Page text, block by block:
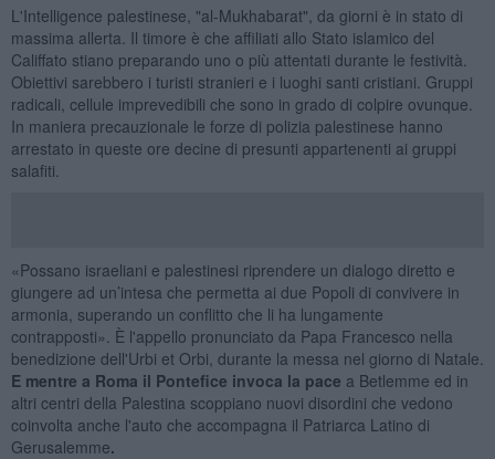
L'Intelligence palestinese, "al-Mukhabarat", da giorni è in stato di
massima allerta. Il timore è che affiliati allo Stato islamico del
Califfato stiano preparando uno o più attentati durante le festività.
Obiettivi sarebbero i turisti stranieri e i luoghi santi cristiani. Gruppi
radicali, cellule imprevedibili che sono in grado di colpire ovunque.
In maniera precauzionale le forze di polizia palestinese hanno
arrestato in queste ore decine di presunti appartenenti ai gruppi
salafiti.
«Possano israeliani e palestinesi riprendere un dialogo diretto e
giungere ad un’intesa che permetta ai due Popoli di convivere in
armonia, superando un conflitto che li ha lungamente
contrapposti». È l'appello pronunciato da Papa Francesco nella
benedizione dell'Urbi et Orbi, durante la messa nel giorno di Natale.
E mentre a Roma il Pontefice invoca la pace a Betlemme ed in
altri centri della Palestina scoppiano nuovi disordini che vedono
coinvolta anche l'auto che accompagna il Patriarca Latino di
Gerusalemme.